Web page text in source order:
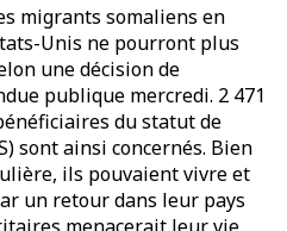
migrants somaliens en
Unis ne pourront plus
une décision de
publique mercredi. 2 471
du statut de
sont ainsi concernés. Bien
ils pouvaient vivre et
un retour dans leur pays